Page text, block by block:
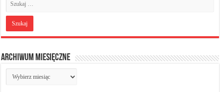
Archiwum miesięczne
Archiwum
miesięczne